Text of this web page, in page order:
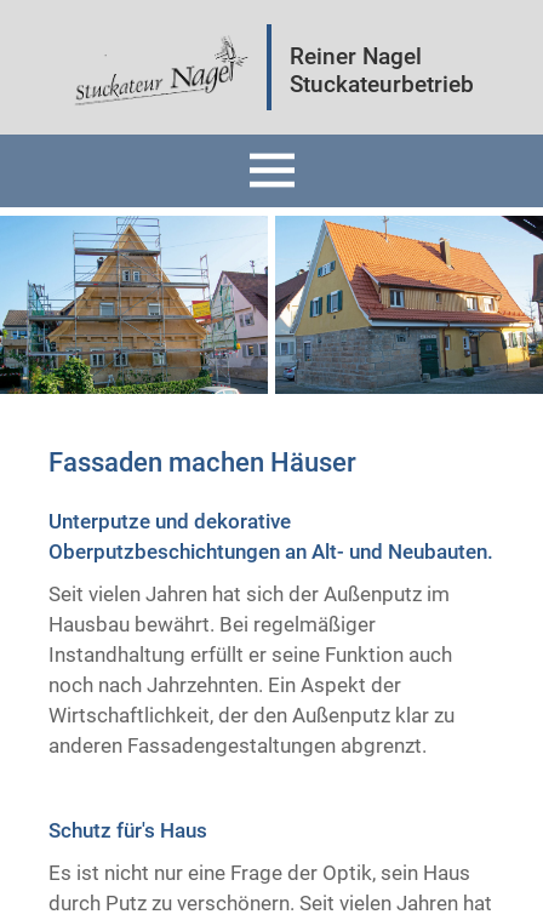
Reiner Nagel
Stuckateurbetrieb
Fassaden
Innenräume
Mineralputz
Wärmedämmung
Trockenausbau
Fassaden machen Häuser
Unterputze und dekorative
Oberputzbeschichtungen an Alt- und Neubauten.
Seit vielen Jahren hat sich der Außenputz im
Hausbau bewährt. Bei regelmäßiger
Instandhaltung erfüllt er seine Funktion auch
noch nach Jahrzehnten. Ein Aspekt der
Wirtschaftlichkeit, der den Außenputz klar zu
anderen Fassadengestaltungen abgrenzt.
Schutz für's Haus
Es ist nicht nur eine Frage der Optik, sein Haus
durch Putz zu verschönern. Seit vielen Jahren hat